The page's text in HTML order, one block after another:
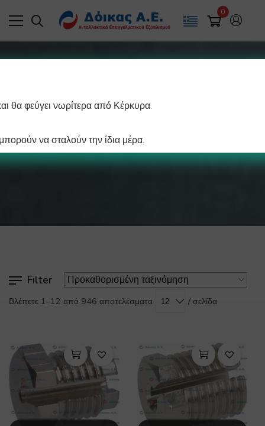
0
Φριτέζα
Filter
Βλέπετε 1–12 από 946 αποτελέσματα / σελίδα
θα φεύγει νωρίτερα από Κέρκυρα.
να σταλούν την ίδια μέρα.